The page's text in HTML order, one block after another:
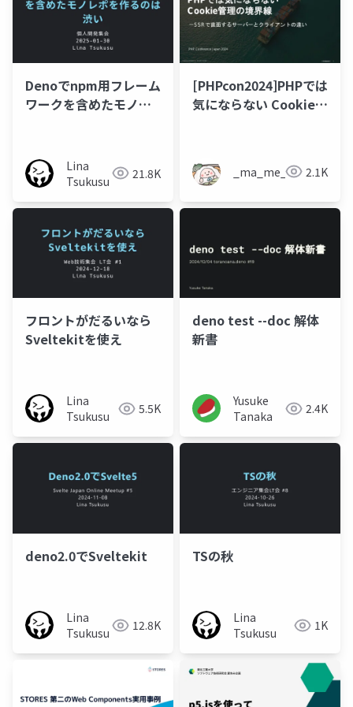
Denoでnpm用フレーム
ワークを含めたモノレ
Lina
Tsukusu
21.8K
[PHPcon2024]PHPでは
気にならない​ Cookie管
_ma_me_ 2.1K
フロントがだるいなら
Sveltekitを使え
Lina
Tsukusu
5.5K
deno test --doc 解体
新書
Yusuke
Tanaka
2.4K
deno2.0でSveltekit
Lina
Tsukusu
12.8K
TSの秋
Lina
Tsukusu
1K